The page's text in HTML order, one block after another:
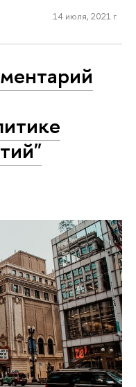
14 июля, 2021 г.